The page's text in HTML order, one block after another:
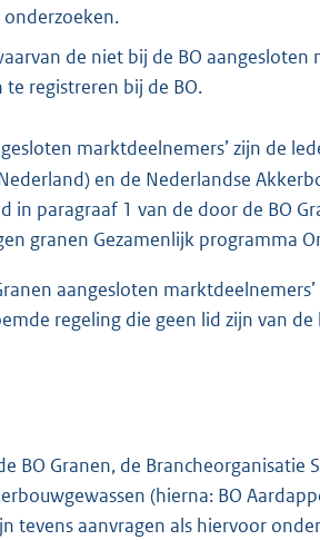
de niet bij de BO aangesloten
registreren bij de BO.
marktdeelnemers’ zijn de
en de Nederlandse
in paragraaf 1 van de door de BO
granen Gezamenlijk programma
aangesloten
regeling die geen lid zijn van de
Granen, de Brancheorganisatie
(hierna: BO
tevens aanvragen als hiervoor